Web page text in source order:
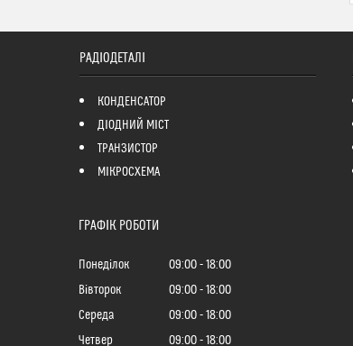
РАДІОДЕТАЛІ
КОНДЕНСАТОР
ДІОДНИЙ МІСТ
ТРАНЗИСТОР
МІКРОСХЕМА
ГРАФІК РОБОТИ
Понеділок 09:00
18:00
Вівторок
09:00
18:00
Середа
09:00
18:00
Четвер
09:00 18:00